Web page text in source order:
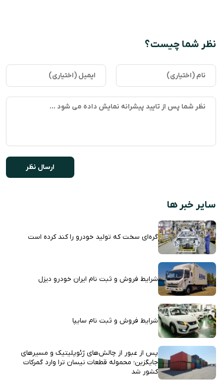
نظر شما چیست؟
سایر خبر ها
گره‌ای سخت که تولید خودرو را کند کرده است
شرایط فروش و ثبت نام ایران خودرو دیزل
شرایط فروش و ثبت نام سایپا
پس از عبور از چالش‌های ژئوپلیتیک و مسیرهای
جایگزین؛ محموله قطعات نیسان ترا وارد گمرکات
کشور شد